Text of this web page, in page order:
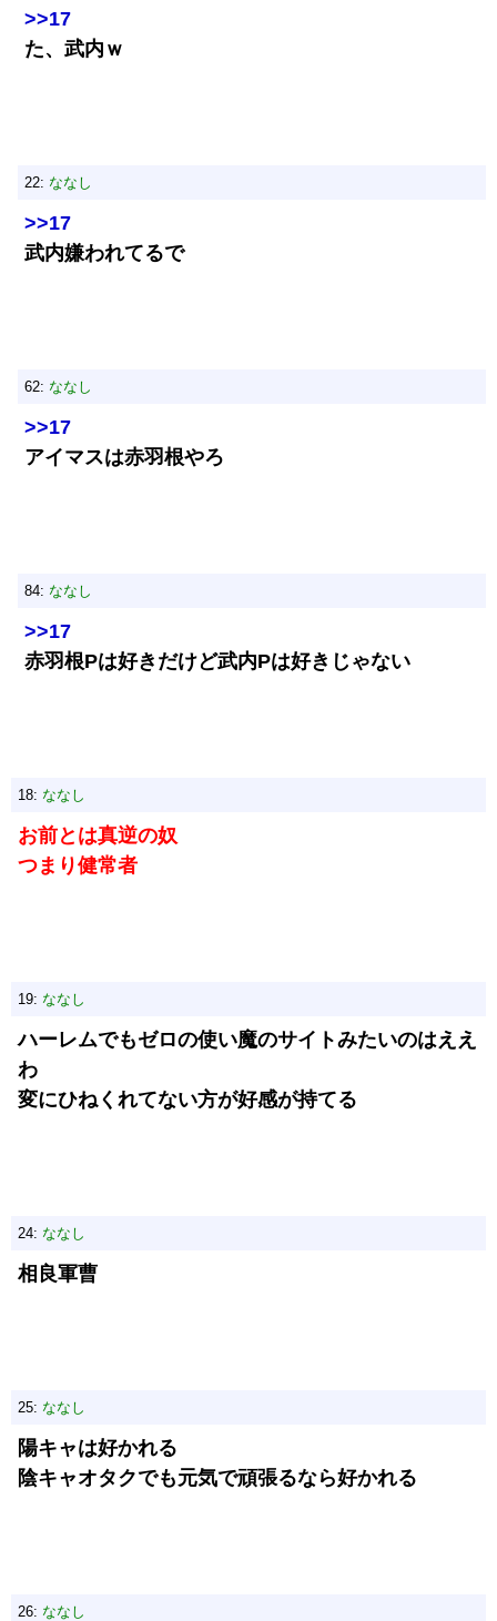
>>17
た、武内ｗ
22: ななし
>>17
武内嫌われてるで
62: ななし
>>17
アイマスは赤羽根やろ
84: ななし
>>17
赤羽根Pは好きだけど武内Pは好きじゃない
18: ななし
お前とは真逆の奴
つまり健常者
19: ななし
ハーレムでもゼロの使い魔のサイトみたいのはええ
わ
変にひねくれてない方が好感が持てる
24: ななし
相良軍曹
25: ななし
陽キャは好かれる
陰キャオタクでも元気で頑張るなら好かれる
26: ななし